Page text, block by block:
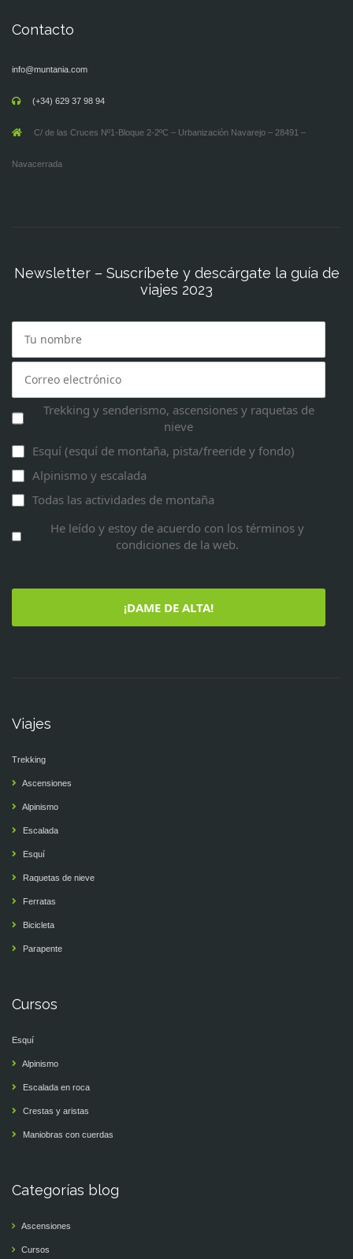
Contacto
info@muntania.com
(+34) 629 37 98 94
C/ de las Cruces Nº1-Bloque 2-2ºC – Urbanización Navarejo – 28491 –
Navacerrada
Newsletter – Suscríbete y descárgate la guía de
viajes 2023
Trekking y senderismo, ascensiones y raquetas de
nieve
Esquí (esquí de montaña, pista/freeride y fondo)
Alpinismo y escalada
Todas las actividades de montaña
He leído y estoy de acuerdo con los términos y
condiciones de la web.
¡DAME DE ALTA!
Viajes
Trekking
Ascensiones
Alpinismo
Escalada
Esquí
Raquetas de nieve
Ferratas
Bicicleta
Parapente
Cursos
Esquí
Alpinismo
Escalada en roca
Crestas y aristas
Maniobras con cuerdas
Categorías blog
Ascensiones
Cursos